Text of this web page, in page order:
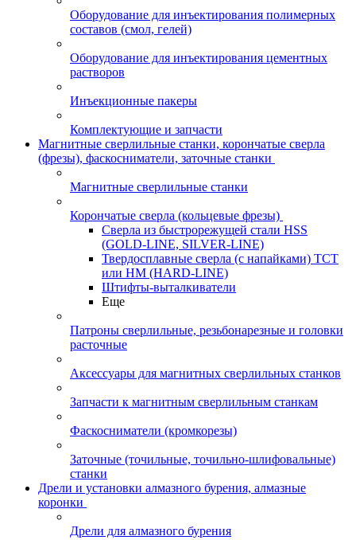
Оборудование для инъектирования полимерных
составов (смол, гелей)
Оборудование для инъектирования цементных
растворов
Инъекционные пакеры
Комплектующие и запчасти
Магнитные сверлильные станки, корончатые сверла
(фрезы), фаскосниматели, заточные станки
Магнитные сверлильные станки
Корончатые сверла (кольцевые фрезы)
Сверла из быстрорежущей стали HSS
(GOLD-LINE, SILVER-LINE)
Твердосплавные сверла (с напайками) ТСТ
или HM (HARD-LINE)
Штифты-выталкиватели
Еще
Патроны сверлильные, резьбонарезные и головки
расточные
Аксессуары для магнитных сверлильных станков
Запчасти к магнитным сверлильным станкам
Фаскосниматели (кромкорезы)
Заточные (точильные, точильно-шлифовальные)
станки
Дрели и установки алмазного бурения, алмазные
коронки
Дрели для алмазного бурения